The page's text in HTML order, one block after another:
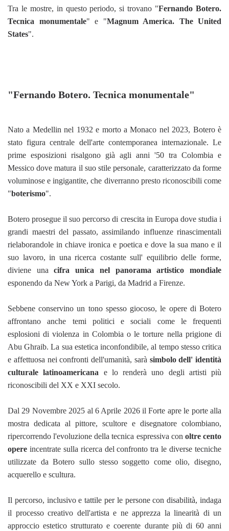
Tra le mostre, in questo periodo, si trovano "Fernando Botero.
Tecnica monumentale" e "Magnum America. The United
States".
"Fernando Botero. Tecnica monumentale"
Nato a Medellin nel 1932 e morto a Monaco nel 2023, Botero è
stato figura centrale dell'arte contemporanea internazionale. Le
prime esposizioni risalgono già agli anni '50 tra Colombia e
Messico dove matura il suo stile personale, caratterizzato da forme
voluminose e ingigantite, che diverranno presto riconoscibili come
"boterismo".
Botero prosegue il suo percorso di crescita in Europa dove studia i
grandi maestri del passato, assimilando influenze rinascimentali
rielaborandole in chiave ironica e poetica e dove la sua mano e il
suo lavoro, in una ricerca costante sull' equilibrio delle forme,
diviene unacifra unica nel panorama artistico mondiale
esponendo da New York a Parigi, da Madrid a Firenze.
Sebbene conservino un tono spesso giocoso, le opere di Botero
affrontano anche temi politici e sociali come le frequenti
esplosioni di violenza in Colombia o le torture nella prigione di
Abu Ghraib. La sua estetica inconfondibile, al tempo stesso critica
e affettuosa nei confronti dell'umanità, sarà simbolo dell' identità
culturale latinoamericana e lo renderà uno degli artisti più
riconoscibili del XX e XXI secolo.
Dal 29 Novembre 2025 al 6 Aprile 2026 il Forte apre le porte alla
mostra dedicata al pittore, scultore e disegnatore colombiano,
ripercorrendo l'evoluzione della tecnica espressiva con oltre cento
opere incentrate sulla ricerca del confronto tra le diverse tecniche
utilizzate da Botero sullo stesso soggetto come olio, disegno,
acquerello e scultura.
Il percorso, inclusivo e tattile per le persone con disabilità, indaga
il processo creativo dell'artista e ne apprezza la linearità di un
approccio estetico strutturato e coerente durante più di 60 anni